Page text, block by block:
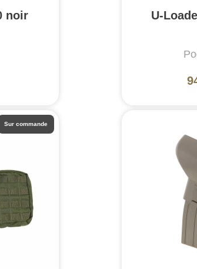
noir U-
Sur commande